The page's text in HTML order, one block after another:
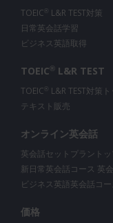
TOEIC ®
L&R TEST対策
日常英会話学習
ビジネス英語取得
TOEIC® L&R TEST
TOEIC ®
L&R TEST対策ト
テキスト販売
オンライン英会話
英会話セットプラントッ
新日常英会話コース 英
ビジネス英語英会話コ
価格